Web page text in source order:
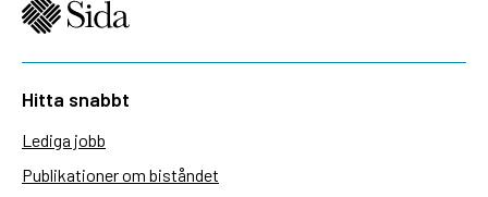
Hitta snabbt
Lediga jobb
Publikationer om biståndet